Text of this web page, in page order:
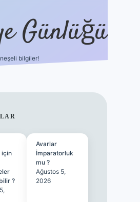
Günlüğü
bilgiler!
için
?
Avarlar
İmparatorluk
mu ?
Ağustos 5,
2026
betexper